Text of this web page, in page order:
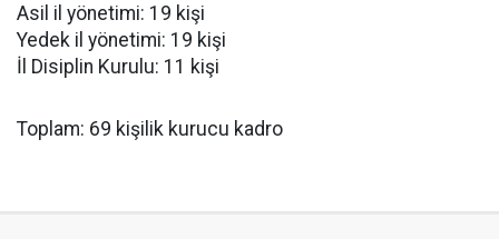
Asil il yönetimi: 19 kişi
Yedek il yönetimi: 19 kişi
İl Disiplin Kurulu: 11 kişi
Toplam: 69 kişilik kurucu kadro